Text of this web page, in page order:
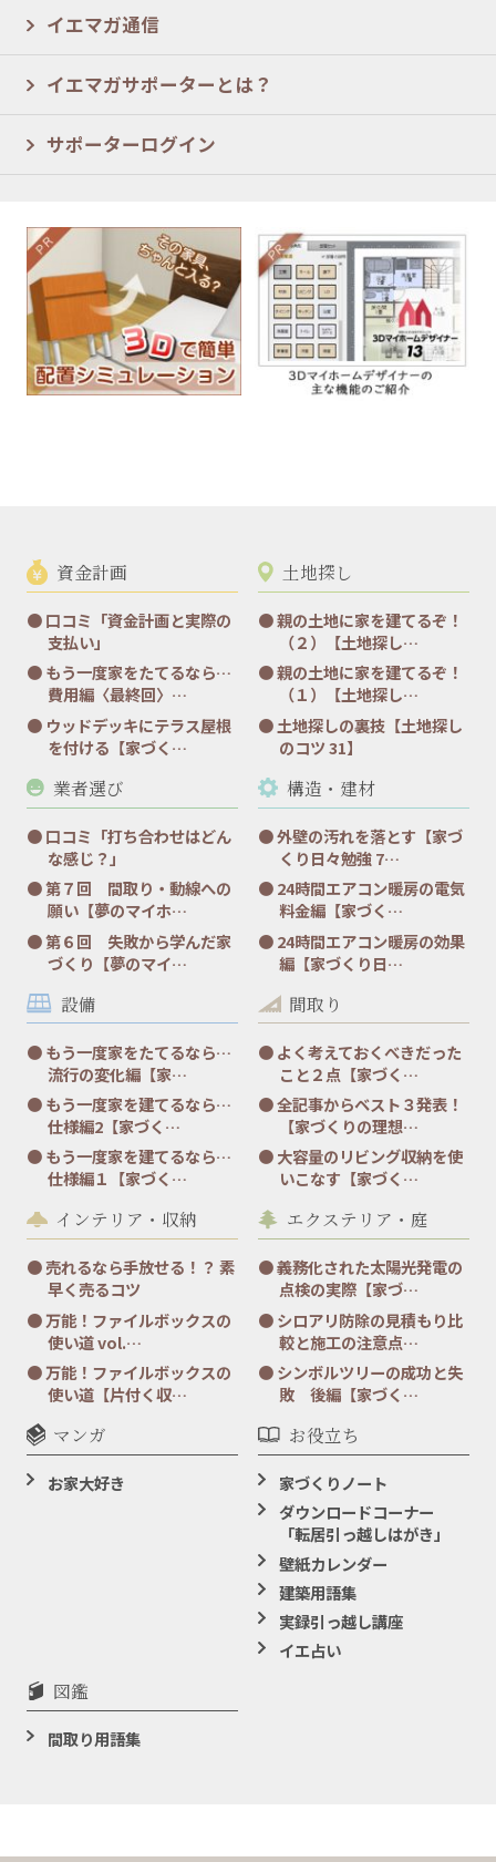
イエマガ通信
イエマガサポーターとは？
サポーターログイン
資金計画
口コミ「資金計画と実際の
支払い」
もう一度家をたてるなら…
費用編〈最終回〉…
ウッドデッキにテラス屋根
を付ける【家づく…
土地探し
親の土地に家を建てるぞ！
（２）【土地探し…
親の土地に家を建てるぞ！
（１）【土地探し…
土地探しの裏技【土地探し
のコツ 31】
業者選び
口コミ「打ち合わせはどん
な感じ？」
第７回 間取り・動線への
願い【夢のマイホ…
第６回 失敗から学んだ家
づくり【夢のマイ…
構造・建材
外壁の汚れを落とす【家づ
くり日々勉強 7…
24時間エアコン暖房の電気
料金編【家づく…
24時間エアコン暖房の効果
編【家づくり日…
設備
もう一度家をたてるなら…
流行の変化編【家…
もう一度家を建てるなら…
仕様編2【家づく…
もう一度家を建てるなら…
仕様編１【家づく…
間取り
よく考えておくべきだった
こと２点【家づく…
全記事からベスト３発表！
【家づくりの理想…
大容量のリビング収納を使
いこなす【家づく…
インテリア・収納
売れるなら手放せる！？ 素
早く売るコツ
万能！ファイルボックスの
使い道 vol.…
万能！ファイルボックスの
使い道【片付く収…
エクステリア・庭
義務化された太陽光発電の
点検の実際【家づ…
シロアリ防除の見積もり比
較と施工の注意点…
シンボルツリーの成功と失
敗 後編【家づく…
マンガ
お家大好き
お役立ち
家づくりノート
ダウンロードコーナー
「転居引っ越しはがき」
壁紙カレンダー
建築用語集
実録引っ越し講座
イエ占い
図鑑
間取り用語集